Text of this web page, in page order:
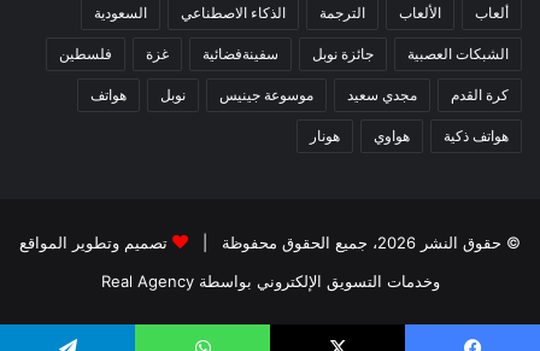
ألعاب الألعاب الترجمة الذكاء الاصطناعي السعودية
الشبكات العصبية جائزة نوبل سفينةفضائية غزة فلسطين
كرة القدم مجدي سعيد موسوعة جينيس نوبل هواتف
هواتف ذكية هواوي هونار
© حقوق النشر 2026، جميع الحقوق محفوظة |
تصميم وتطوير المواقع
وخدمات التسويق الإلكتروني بواسطة Real Agency